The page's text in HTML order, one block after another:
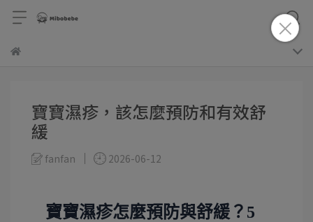
寶寶濕疹，該怎麼預防和有效舒
緩
fanfan 2026-06-12
寶寶濕疹怎麼預防與舒緩？5